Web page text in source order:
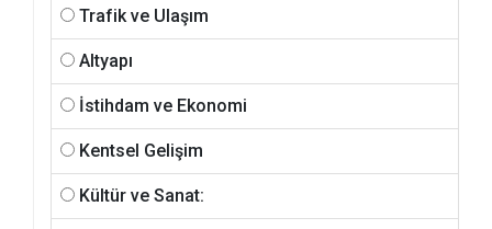
Trafik ve Ulaşım
Altyapı
İstihdam ve Ekonomi
Kentsel Gelişim
Kültür ve Sanat: